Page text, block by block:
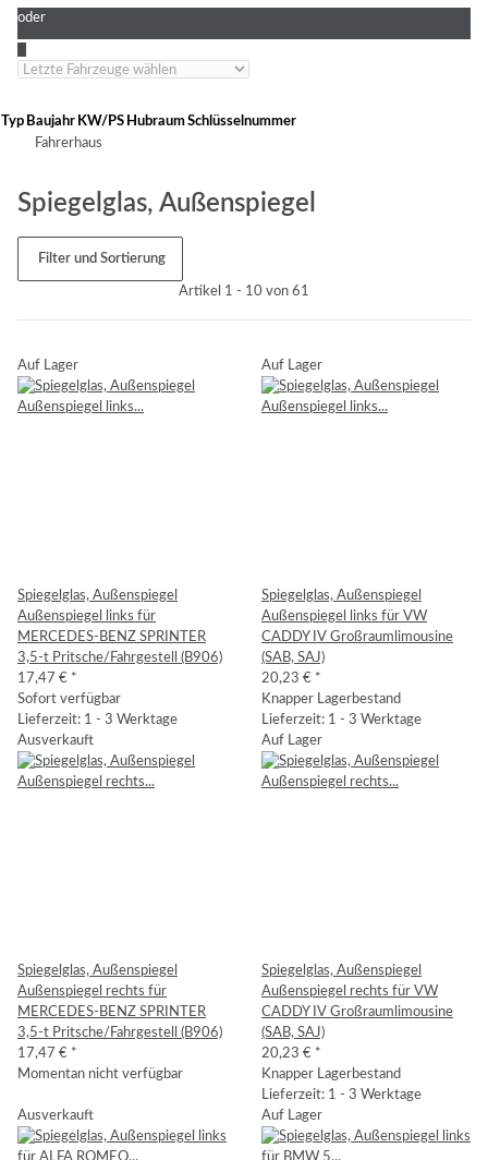
oder
Typ Baujahr KW/PS HubraumSchlüsselnummer
Fahrerhaus
Spiegelglas, Außenspiegel
Filter und Sortierung
Artikel 1 - 10 von 61
Auf Lager
Spiegelglas, Außenspiegel
Außenspiegel links für
MERCEDES-BENZ SPRINTER
3,5-t Pritsche/Fahrgestell (B906)
17,47 € *
Sofort verfügbar
Lieferzeit: 1 - 3 Werktage
Auf Lager
Spiegelglas, Außenspiegel
Außenspiegel links für VW
CADDY IV Großraumlimousine
(SAB, SAJ)
20,23 € *
Knapper Lagerbestand
Lieferzeit: 1 - 3 Werktage
Ausverkauft
Spiegelglas, Außenspiegel
Außenspiegel rechts für
MERCEDES-BENZ SPRINTER
3,5-t Pritsche/Fahrgestell (B906)
17,47 € *
Momentan nicht verfügbar
Auf Lager
Spiegelglas, Außenspiegel
Außenspiegel rechts für VW
CADDY IV Großraumlimousine
(SAB, SAJ)
20,23 € *
Knapper Lagerbestand
Lieferzeit: 1 - 3 Werktage
Ausverkauft
Auf Lager